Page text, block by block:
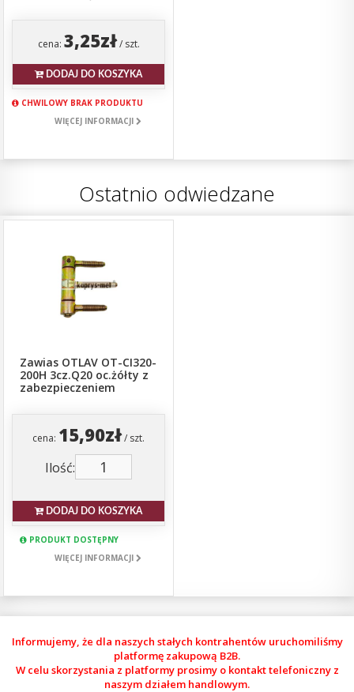
cena: 3,25zł/ szt.
DODAJ DO KOSZYKA
CHWILOWY BRAK PRODUKTU
WIĘCEJ INFORMACJI
Ostatnio odwiedzane
Zawias OTLAV OT-CI320-
200H 3cz.Q20 oc.żółty z
zabezpieczeniem
cena: 15,90zł/ szt.
Ilość:
DODAJ DO KOSZYKA
PRODUKT DOSTĘPNY
WIĘCEJ INFORMACJI
Informujemy, że dla naszych stałych kontrahentów uruchomiliśmy
platformę zakupową B2B.
W celu skorzystania z platformy prosimy o kontakt telefoniczny z
naszym działem handlowym.